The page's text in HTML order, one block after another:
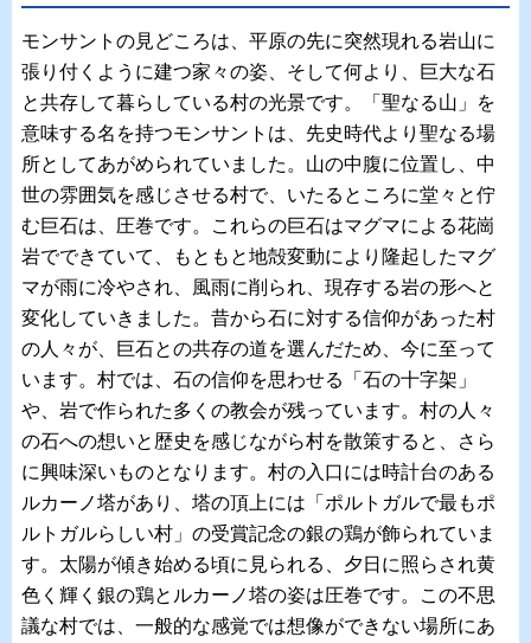
モンサントの見どころは、平原の先に突然現れる岩山に
張り付くように建つ家々の姿、そして何より、巨大な石
と共存して暮らしている村の光景です。「聖なる山」を
意味する名を持つモンサントは、先史時代より聖なる場
所としてあがめられていました。山の中腹に位置し、中
世の雰囲気を感じさせる村で、いたるところに堂々と佇
む巨石は、圧巻です。これらの巨石はマグマによる花崗
岩でできていて、もともと地殻変動により隆起したマグ
マが雨に冷やされ、風雨に削られ、現存する岩の形へと
変化していきました。昔から石に対する信仰があった村
の人々が、巨石との共存の道を選んだため、今に至って
います。村では、石の信仰を思わせる「石の十字架」
や、岩で作られた多くの教会が残っています。村の人々
の石への想いと歴史を感じながら村を散策すると、さら
に興味深いものとなります。村の入口には時計台のある
ルカーノ塔があり、塔の頂上には「ポルトガルで最もポ
ルトガルらしい村」の受賞記念の銀の鶏が飾られていま
す。太陽が傾き始める頃に見られる、夕日に照らされ黄
色く輝く銀の鶏とルカーノ塔の姿は圧巻です。この不思
議な村では、一般的な感覚では想像ができない場所にあ